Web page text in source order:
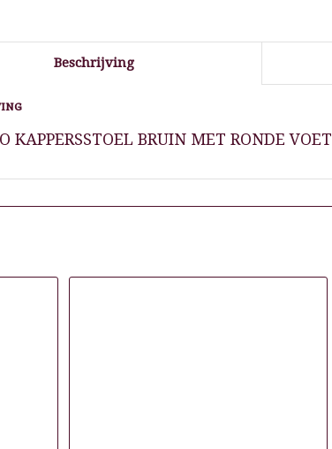
Beschrijving
KAPPERSSTOEL BRUIN MET RONDE VOET